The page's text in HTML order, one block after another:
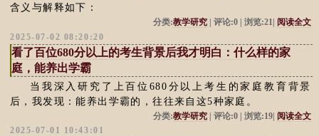
含义与解释如下：
分类:教学研究| 评论:0 | 浏览:21| 阅读全文
2025-07-02 08:20:20
看了百位680分以上的考生背景后我才明白：什么样的家
庭，能养出学霸
当我深入研究了上百位680分以上考生的家庭教育背景
后，我发现：能养出学霸的，往往来自这5种家庭。
分类:教学研究| 评论:0 | 浏览:19| 阅读全文
2025-07-01 10:43:01